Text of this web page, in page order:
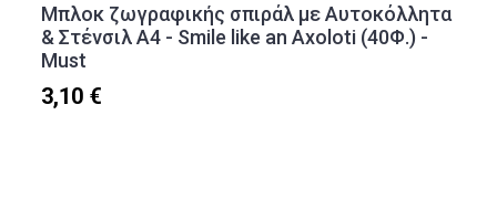
Μπλοκ ζωγραφικής σπιράλ με Αυτοκόλλητα
& Στένσιλ A4 - Smile like an Axoloti (40Φ.) -
Must
3,10 €